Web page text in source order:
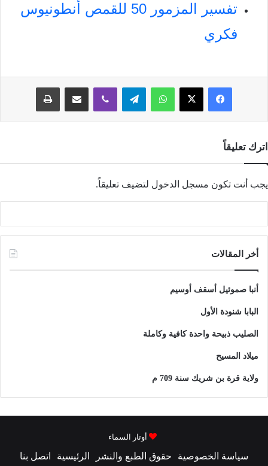
تفسير المزمور 50 للقمص أنطونيوس
فكري
فيسبوك ‫X واتساب تيلقرام ڤايبر
اترك تعليقاً
يجب أنت تكون مسجل الدخول لتضيف تعليقاً.
أخر المقالات
أنبا صموئيل أسقف أوسيم
البابا شنودة الأول
الصليب ذبيحة واحدة كافية وكاملة
ميلاد المسيح
ولاية قرة بن شريك سنة 709 م
أوتار السماء
سياسة الخصوصية حقوق الطبع والنشر الرئيسية اتصل بنا